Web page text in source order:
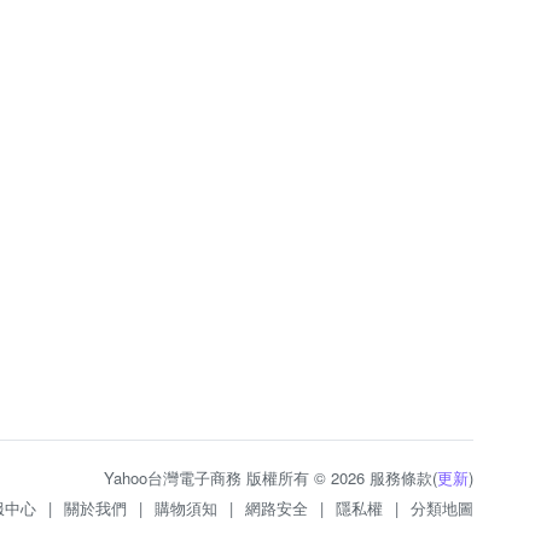
Yahoo台灣電子商務 版權所有 © 2026 服務條款(更新)
中心 | 關於我們 | 購物須知 | 網路安全 | 隱私權 | 分類地圖